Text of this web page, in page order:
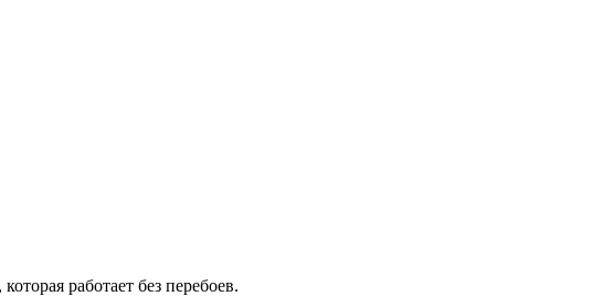
работает без перебоев.